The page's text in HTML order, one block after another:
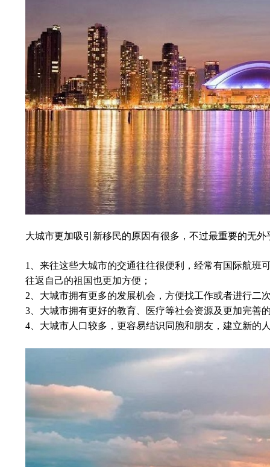
大城市更加吸引新移民的原因有很多，不过最重要的无外
1、来往这些大城市的交通往往很便利，经常有国际航班
往返自己的祖国也更加方便；
2、大城市拥有更多的发展机会，方便找工作或者进行二
3、大城市拥有更好的教育、医疗等社会资源及更加完善
4、大城市人口较多，更容易结识同胞和朋友，建立新